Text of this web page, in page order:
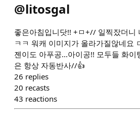
@litosgal
좋은아침입니닷!! +ㅁ+// 일찍잤더니
ㅋㅋ 워캐 이미지가 올라가질않네요
젠이도 아푸공...아이공!! 모두들 화이
은 항상 자동반사//👍
26 replies
20 recasts
43 reactions